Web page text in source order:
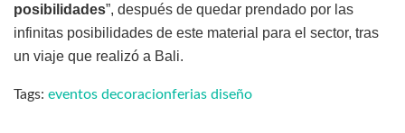
posibilidades”, después de quedar prendado por las
infinitas posibilidades de este material para el sector, tras
un viaje que realizó a Bali.
Tags: eventos decoracionferias diseño